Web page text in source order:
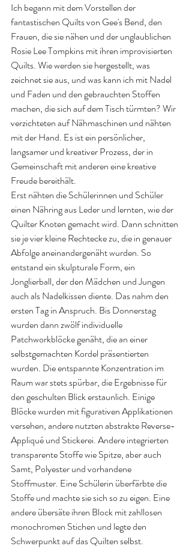
Ich begann mit dem Vorstellen der
fantastischen Quilts von Gee's Bend, den
Frauen, die sie nähen und der unglaublichen
Rosie Lee Tompkins mit ihren improvisierten
Quilts. Wie werden sie hergestellt, was
zeichnet sie aus, und was kann ich mit Nadel
und Faden und den gebrauchten Stoffen
machen, die sich auf dem Tisch türmten? Wir
verzichteten auf Nähmaschinen und nähten
mit der Hand. Es ist ein persönlicher,
langsamer und kreativer Prozess, der in
Gemeinschaft mit anderen eine kreative
Freude bereithält.
Erst nähten die Schülerinnen und Schüler
einen Nähring aus Leder und lernten, wie der
Quilter Knoten gemacht wird. Dann schnitten
sie je vier kleine Rechtecke zu, die in genauer
Abfolge aneinandergenäht wurden. So
entstand ein skulpturale Form, ein
Jonglierball, der den Mädchen und Jungen
auch als Nadelkissen diente. Das nahm den
ersten Tag in Anspruch. Bis Donnerstag
wurden dann zwölf individuelle
Patchworkblöcke genäht, die an einer
selbstgemachten Kordel präsentierten
wurden. Die entspannte Konzentration im
Raum war stets spürbar, die Ergebnisse für
den geschulten Blick erstaunlich. Einige
Blöcke wurden mit figurativen Applikationen
versehen, andere nutzten abstrakte Reverse-
Appliqué und Stickerei. Andere integrierten
transparente Stoffe wie Spitze, aber auch
Samt, Polyester und vorhandene
Stoffmuster. Eine Schülerin überfärbte die
Stoffe und machte sie sich so zu eigen. Eine
andere übersäte ihren Block mit zahllosen
monochromen Stichen und legte den
Schwerpunkt auf das Quilten selbst.